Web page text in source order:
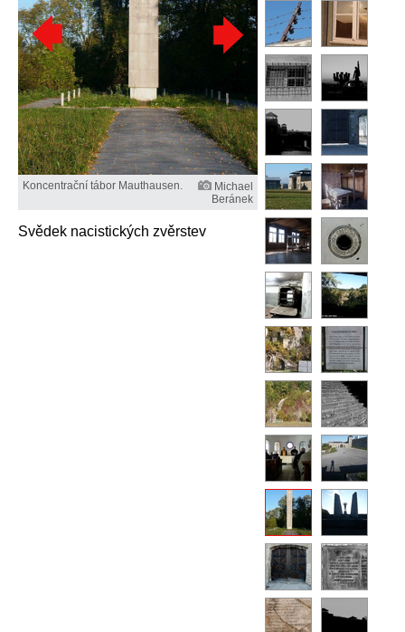
Koncentrační tábor Mauthausen.
Michael
Beránek
Svědek nacistických zvěrstev